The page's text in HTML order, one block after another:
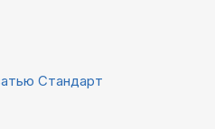
Стандарт